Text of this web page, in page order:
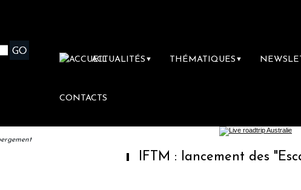
ACTUALITÉS ▼ THÉMATIQUES ▼
CONTACTS
IFTM : lancement des "Escales